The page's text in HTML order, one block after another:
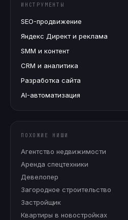
ИНСТРУМЕНТЫ
SEO-продвижение
Яндекс Директ и реклама
SMM и контент
CRM и аналитика
Разработка сайта
AI-автоматизация
ПОХОЖИЕ НИШИ
Агентство недвижимости
Аренда спецтехники
Девелопер
Загородное строительство
Застройщик
Квартиры в новостройках